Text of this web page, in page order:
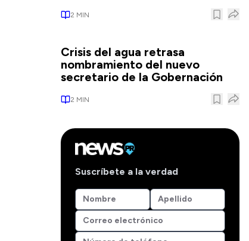
2 MIN
Crisis del agua retrasa
nombramiento del nuevo
secretario de la Gobernación
2 MIN
Suscríbete a la verdad